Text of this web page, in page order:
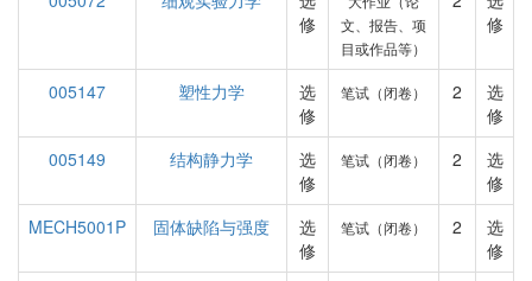
修
文、报告、项
目或作品等）
修
005147 塑性力学
选
修
笔试（闭卷） 2
选
修
005149
结构静力学
选
修
笔试（闭卷） 2
选
修
MECH5001P
固体缺陷与强度
选
修
笔试（闭卷） 2
选
修